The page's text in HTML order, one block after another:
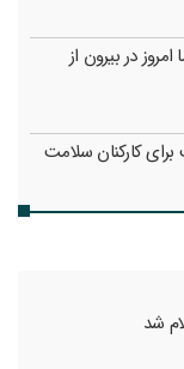
در بیرون از
برای کارکنان سلامت
شد